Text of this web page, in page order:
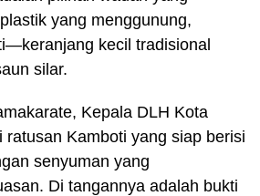
yang menggunung,
kecil tradisional
silar.
Kepala DLH Kota
ratusan Kamboti yang siap berisi
senyuman yang
Di tangannya adalah bukti